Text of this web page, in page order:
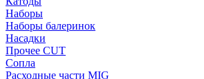
Наборы
Наборы балеринок
Насадки
Прочее CUT
Сопла
Расходные части MIG